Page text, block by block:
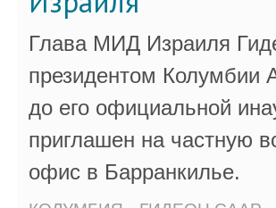
Глава МИД Израиля
президентом Колумбии
до его официальной
приглашен на частную
офис в Барранкилье.